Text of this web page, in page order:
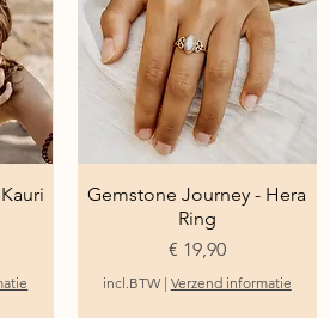
Snel overzicht
Gemstone Journey - Hera
Ring
Prijs
€ 19,90
incl.BTW | Verzend informatie